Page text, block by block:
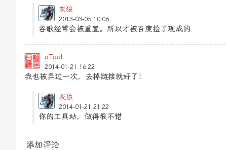
灰狼
2013-03-05 10:06
谷歌经常会被重置。所以才被百度捡了现成的
aTool
2014-01-21 16:22
我也被弄过一次，去掉链接就好了！
灰狼
2014-01-21 21:22
你的工具站，做得很不错
添加评论